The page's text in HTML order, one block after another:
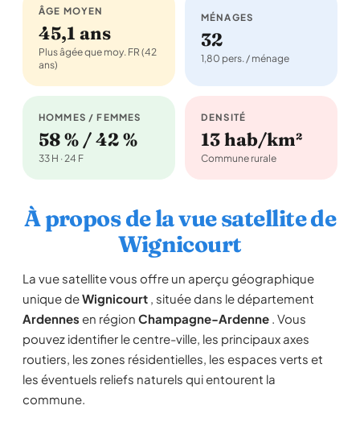
ÂGE MOYEN
45,1 ans
Plus âgée que moy. FR (42
ans)
MÉNAGES
32
1,80 pers. / ménage
HOMMES / FEMMES
58 % / 42 %
33 H · 24 F
DENSITÉ
13 hab/km²
Commune rurale
À propos de la vue satellite de
Wignicourt
La vue satellite vous offre un aperçu géographique
unique deWignicourt , située dans le département
Ardennes en région Champagne-Ardenne . Vous
pouvez identifier le centre-ville, les principaux axes
routiers, les zones résidentielles, les espaces verts et
les éventuels reliefs naturels qui entourent la
commune.